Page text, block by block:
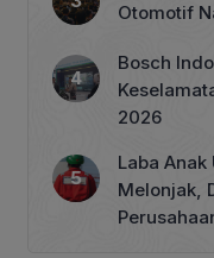
Otomotif
Bosch
2026
Laba Anak
Melonjak,